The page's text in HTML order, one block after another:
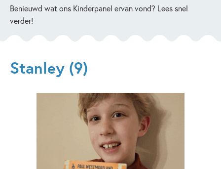
Benieuwd wat ons Kinderpanel ervan vond? Lees snel
verder!
Stanley (9)